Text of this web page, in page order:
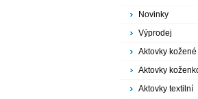
Novinky
Výprodej
Aktovky kožené
Aktovky
Aktovky textilní